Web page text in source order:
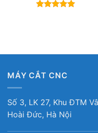
MÁY CẮT CNC
Số 3, LK 27, Khu ĐTM
Hoài Đức, Hà Nội